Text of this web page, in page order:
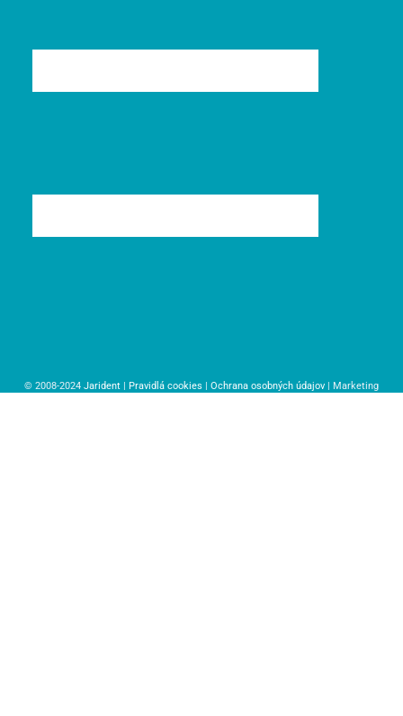
© 2008-2024 Jarident | Pravidlá cookies | Ochrana osobných údajov | Marketing